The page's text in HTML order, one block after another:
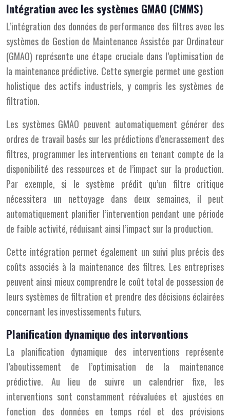
Intégration avec les systèmes GMAO (CMMS)
L’intégration des données de performance des filtres avec les
systèmes de Gestion de Maintenance Assistée par Ordinateur
(GMAO) représente une étape cruciale dans l’optimisation de
la maintenance prédictive. Cette synergie permet une gestion
holistique des actifs industriels, y compris les systèmes de
filtration.
Les systèmes GMAO peuvent automatiquement générer des
ordres de travail basés sur les prédictions d’encrassement des
filtres, programmer les interventions en tenant compte de la
disponibilité des ressources et de l’impact sur la production.
Par exemple, si le système prédit qu’un filtre critique
nécessitera un nettoyage dans deux semaines, il peut
automatiquement planifier l’intervention pendant une période
de faible activité, réduisant ainsi l’impact sur la production.
Cette intégration permet également un suivi plus précis des
coûts associés à la maintenance des filtres. Les entreprises
peuvent ainsi mieux comprendre le coût total de possession de
leurs systèmes de filtration et prendre des décisions éclairées
concernant les investissements futurs.
Planification dynamique des interventions
La planification dynamique des interventions représente
l’aboutissement de l’optimisation de la maintenance
prédictive. Au lieu de suivre un calendrier fixe, les
interventions sont constamment réévaluées et ajustées en
fonction des données en temps réel et des prévisions